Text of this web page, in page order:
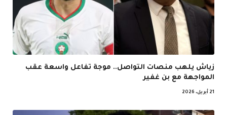
زياش يلهب منصات التواصل.. موجة تفاعل واسعة عقب
المواجهة مع بن غفير
21 أبريل، 2026